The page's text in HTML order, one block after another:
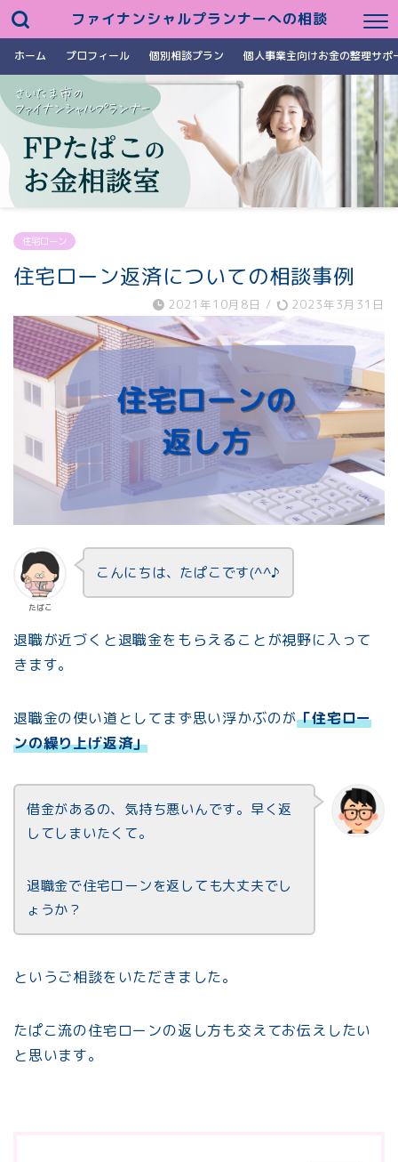
ファイナンシャルプランナーへの相談
ホーム プロフィール 個別相談プラン 個人事業主向けお金の整理サポ
住宅ローン
住宅ローン返済についての相談事例
2021年10月8日 / 2023年3月31日
たぱこ
こんにちは、たぱこです(^^♪
退職が近づくと退職金をもらえることが視野に入って
きます。
退職金の使い道としてまず思い浮かぶのが「住宅ロー
ンの繰り上げ返済」
借金があるの、気持ち悪いんです。早く返
してしまいたくて。
退職金で住宅ローンを返しても大丈夫でし
ょうか？
というご相談をいただきました。
たぱこ流の住宅ローンの返し方も交えてお伝えしたい
と思います。